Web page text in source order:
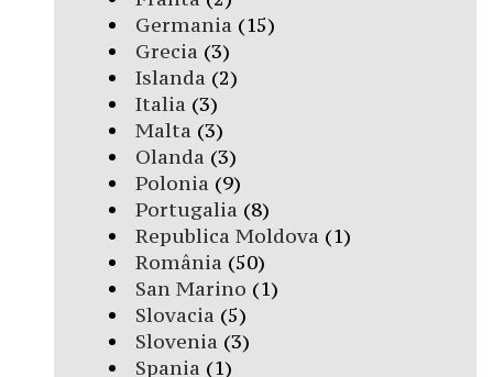
Germania (15)
Grecia (3)
Islanda (2)
Italia (3)
Malta (3)
Olanda (3)
Polonia (9)
Portugalia (8)
Republica Moldova (1)
România (50)
San Marino (1)
Slovacia (5)
Slovenia (3)
Spania (1)